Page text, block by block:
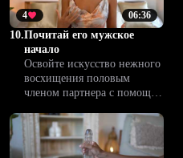
06:36
4
10.Почитай его мужское
начало
Освойте искусство нежного
восхищения половым
членом партнера с помощью
и техники, чтобы укрепить
доверие и сделать
удовольствие еще глубже.